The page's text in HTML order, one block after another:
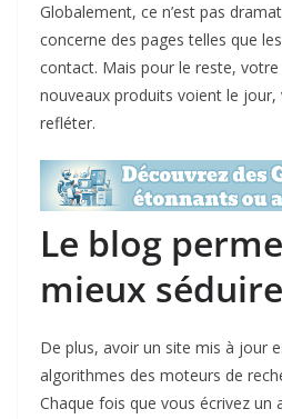
Globalement, ce n’est pas
concerne des pages telles que
contact. Mais pour le reste,
nouveaux produits voient le
refléter.
Le blog
mieux
De plus, avoir un site mis à jour
algorithmes des moteurs de
Chaque fois que vous écrivez un